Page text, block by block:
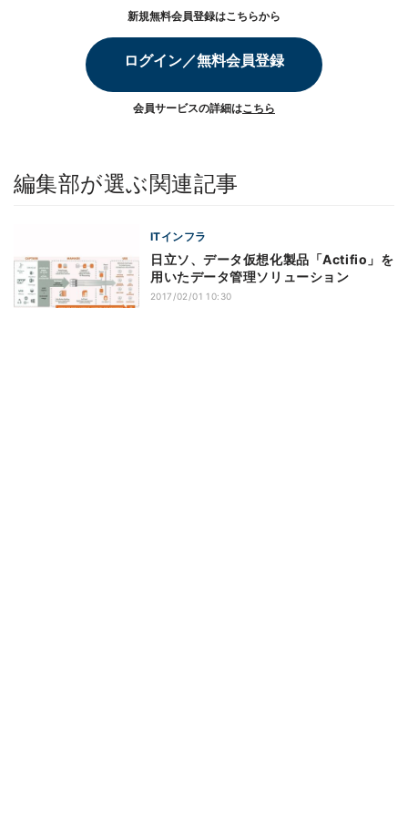
新規無料会員登録はこちらから
ログイン／無料会員登録
会員サービスの詳細はこちら
編集部が選ぶ関連記事
ITインフラ
日立ソ、データ仮想化製品「Actifio」を
用いたデータ管理ソリューション
2017/02/01 10:30